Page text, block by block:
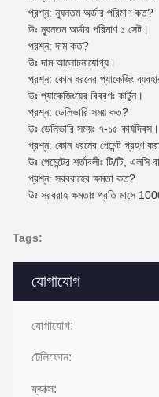
যোগাযোগ
যোগাযোগ:
টেলিফোন:
ফ্যাক্স:
প্রশ্ন: ন্যূনতম অর্ডার পরিমাণ কত?
উঃ ন্যূনতম অর্ডার পরিমাণ ১ সেট।
প্রশ্ন: দাম কত?
উঃ দাম আলোচনাযোগ্য।
প্রশ্ন: কোন ধরনের প্যাকেজিং
উঃ প্যাকেজিংয়ের বিবরণঃ কার্টুন।
প্রশ্ন: ডেলিভারি সময় কত?
উঃ ডেলিভারি সময়ঃ ৭-১৫ কার্যদিবস।
প্রশ্ন: কোন ধরনের পেমেন্ট গ্রহণ
উঃ পেমেন্টের শর্তাবলীঃ টি/টি,
প্রশ্ন: সরবরাহের ক্ষমতা কত?
উঃ সরবরাহ ক্ষমতাঃ প্রতি মাসে
Tags: